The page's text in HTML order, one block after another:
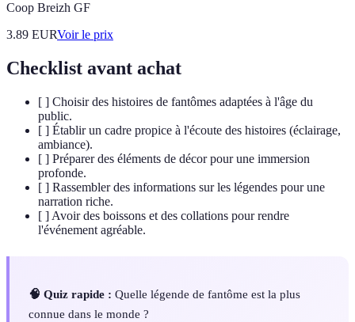
Coop Breizh GF
3.89 EURVoir le prix
Checklist avant achat
[ ] Choisir des histoires de fantômes adaptées à l'âge du
public.
[ ] Établir un cadre propice à l'écoute des histoires (éclairage,
ambiance).
[ ] Préparer des éléments de décor pour une immersion
profonde.
[ ] Rassembler des informations sur les légendes pour une
narration riche.
[ ] Avoir des boissons et des collations pour rendre
l'événement agréable.
🧠 Quiz rapide : Quelle légende de fantôme est la plus
connue dans le monde ?